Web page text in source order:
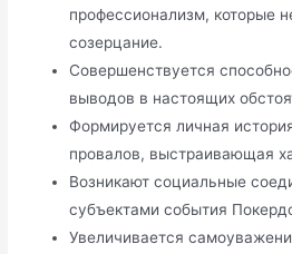
профессионализм, которые
созерцание.
Совершенствуется
выводов в настоящих
Формируется личная
провалов, выстраивающая
Возникают социальные
субъектами события
Увеличивается